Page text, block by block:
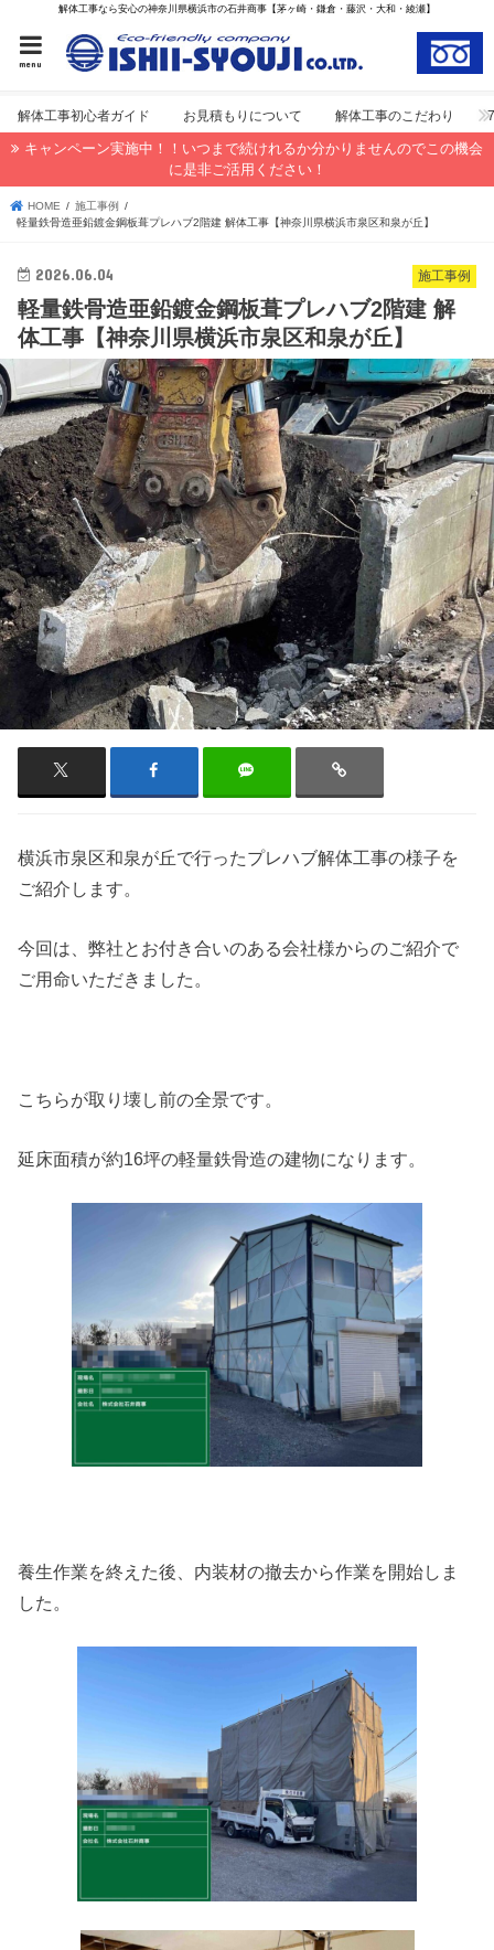
解体工事なら安心の神奈川県横浜市の石井商事【茅ヶ崎・鎌倉・藤沢・大和・綾瀬】
menu
解体工事初心者ガイド お見積もりについて 解体工事のこだわり
キャンペーン実施中！！いつまで続けれるか分かりませんのでこの機会
に是非ご活用ください！
HOME
施工事例
軽量鉄骨造亜鉛鍍金鋼板葺プレハブ2階建 解体工事【神奈川県横浜市泉区和泉が丘】
施工事例
2026.06.04
軽量鉄骨造亜鉛鍍金鋼板葺プレハブ2階建 解
体工事【神奈川県横浜市泉区和泉が丘】
横浜市泉区和泉が丘で行ったプレハブ解体工事の様子を
ご紹介します。
今回は、弊社とお付き合いのある会社様からのご紹介で
ご用命いただきました。
こちらが取り壊し前の全景です。
延床面積が約16坪の軽量鉄骨造の建物になります。
養生作業を終えた後、内装材の撤去から作業を開始しま
した。